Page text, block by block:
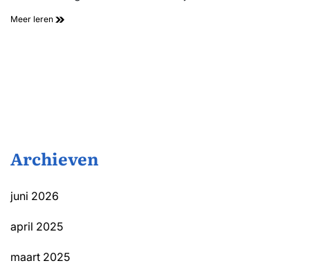
Meer leren
Archieven
juni 2026
april 2025
maart 2025